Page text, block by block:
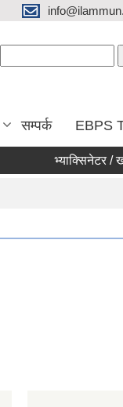
सम्पर्क EBPS
भ्याक्सिनेटर /